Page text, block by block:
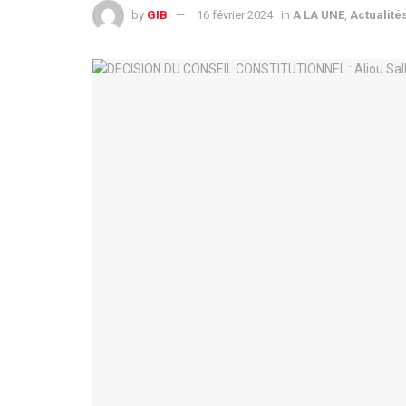
by GIB 16 février 2024 in A LA UNE